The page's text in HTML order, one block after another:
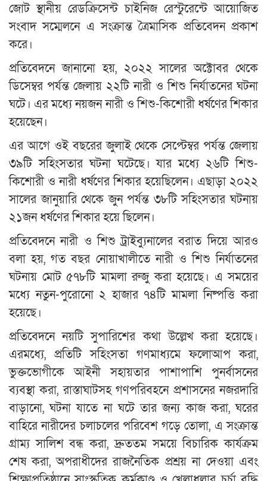
জোট স্থানীয় রেডক্রিসেন্ট চাইনিজ রেস্টুরেন্টে আয়োজিত
সংবাদ সম্মেলনে এ সংক্রান্ত ত্রৈমাসিক প্রতিবেদন প্রকাশ
করে।
প্রতিবেদনে জানানো হয়, ২০২২ সালের অক্টোবর থেকে
ডিসেম্বর পর্যন্ত জেলায় ২২টি নারী ও শিশু নির্যাতনের ঘটনা
ঘটে। এর মধ্যে নয়জন নারী ও শিশু-কিশোরী ধর্ষণের শিকার
হয়েছেন।
এর আগে ওই বছরের জুলাই থেকে সেপ্টেম্বর পর্যন্ত জেলায়
৩৯টি সহিংসতার ঘটনা ঘটেছে। যার মধ্যে ২৬টি শিশু-
কিশোরী ও নারী ধর্ষণের শিকার হয়েছিলেন। এছাড়া ২০২২
সালের জানুয়ারি থেকে জুন পর্যন্ত ৩৮টি সহিংসতার ঘটনায়
২১জন ধর্ষণের শিকার হয়ে ছিলেন।
প্রতিবেদনে নারী ও শিশু ট্রাইব্যুনালের বরাত দিয়ে আরও
বলা হয়, গত বছর নোয়াখালীতে নারী ও শিশু নির্যাতনের
ঘটনায় মোট ৫৭৮টি মামলা রুজু করা হয়েছে। এ সময়ের
মধ্যে নতুন-পুরোনো ২ হাজার ৭৪টি মামলা নিষ্পত্তি করা
হয়েছে।
প্রতিবেদনে নয়টি সুপারিশের কথা উল্লেখ করা হয়েছে।
এরমধ্যে, প্রতিটি সহিংসতা গণমাধ্যমে ফলোআপ করা,
ভুক্তভোগীকে আইনী সহায়তার পাশাপাশি পুনর্বাসনের
ব্যবস্থা করা, রাস্তাঘাটসহ গণপরিবহনে প্রশাসনের নজরদারি
বাড়ানো, ঘটনা যাতে না ঘটে তার জন্য কাজ করা, ঘরের
বাহিরে নারীদের চলাচলের পরিবেশ গড়ে তোলা, এ সংক্রান্ত
গ্রাম্য সালিশ বন্ধ করা, দ্রুততম সময়ে বিচারিক কার্যক্রম
শেষ করা, অপরাধীদের রাজনৈতিক প্রশ্রয় না দেওয়া এবং